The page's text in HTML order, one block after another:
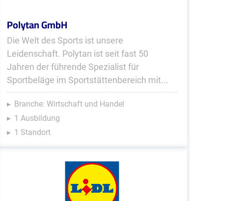
Polytan GmbH
Die Welt des Sports ist unsere
Leidenschaft. Polytan ist seit fast 50
Jahren der führende Spezialist für
Sportbeläge im Sportstättenbereich mit...
Branche: Wirtschaft und Handel
1 Ausbildung
1 Standort